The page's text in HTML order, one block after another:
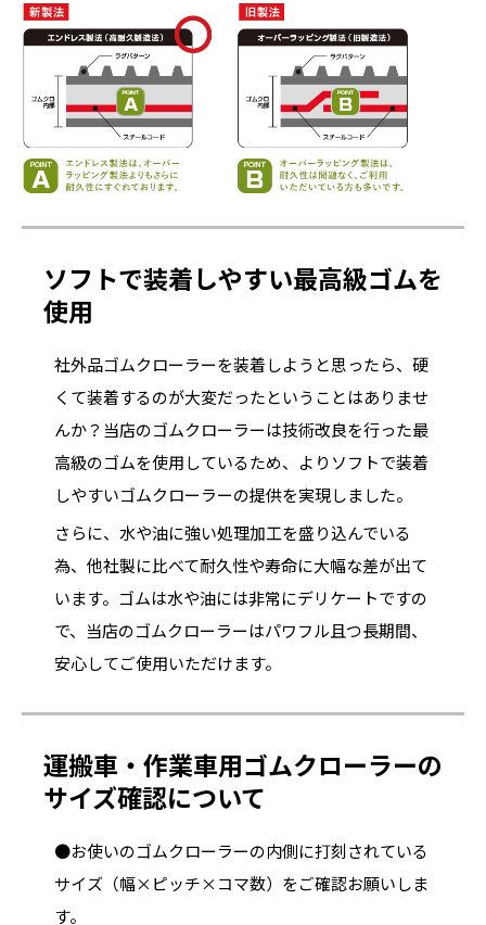
ソフトで装着しやすい最高級ゴムを
使用
社外品ゴムクローラーを装着しようと思ったら、硬
くて装着するのが大変だったということはありませ
んか？当店のゴムクローラーは技術改良を行った最
高級のゴムを使用しているため、よりソフトで装着
しやすいゴムクローラーの提供を実現しました。
さらに、水や油に強い処理加工を盛り込んでいる
為、他社製に比べて耐久性や寿命に大幅な差が出て
います。ゴムは水や油には非常にデリケートですの
で、当店のゴムクローラーはパワフル且つ長期間、
安心してご使用いただけます。
運搬車・作業車用ゴムクローラーの
サイズ確認について
●お使いのゴムクローラーの内側に打刻されている
サイズ（幅×ピッチ×コマ数）をご確認お願いしま
す。